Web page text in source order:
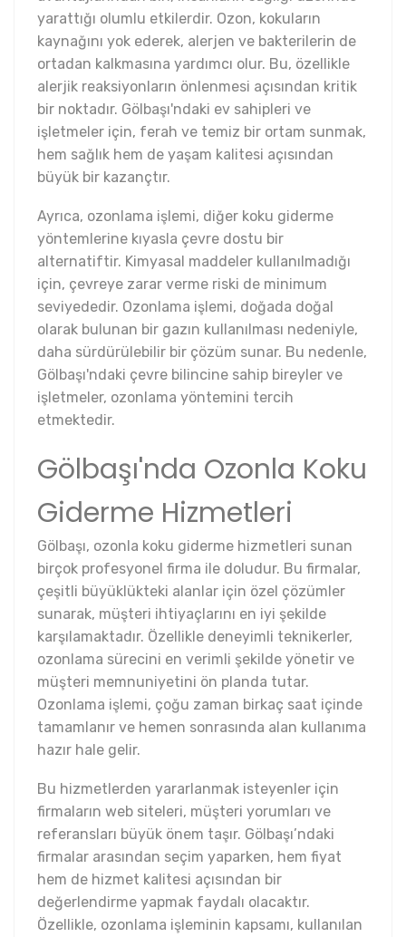
yarattığı olumlu etkilerdir. Ozon, kokuların
kaynağını yok ederek, alerjen ve bakterilerin de
ortadan kalkmasına yardımcı olur. Bu, özellikle
alerjik reaksiyonların önlenmesi açısından kritik
bir noktadır. Gölbaşı'ndaki ev sahipleri ve
işletmeler için, ferah ve temiz bir ortam sunmak,
hem sağlık hem de yaşam kalitesi açısından
büyük bir kazançtır.
Ayrıca, ozonlama işlemi, diğer koku giderme
yöntemlerine kıyasla çevre dostu bir
alternatiftir. Kimyasal maddeler kullanılmadığı
için, çevreye zarar verme riski de minimum
seviyededir. Ozonlama işlemi, doğada doğal
olarak bulunan bir gazın kullanılması nedeniyle,
daha sürdürülebilir bir çözüm sunar. Bu nedenle,
Gölbaşı'ndaki çevre bilincine sahip bireyler ve
işletmeler, ozonlama yöntemini tercih
etmektedir.
Gölbaşı'nda Ozonla Koku
Giderme Hizmetleri
Gölbaşı, ozonla koku giderme hizmetleri sunan
birçok profesyonel firma ile doludur. Bu firmalar,
çeşitli büyüklükteki alanlar için özel çözümler
sunarak, müşteri ihtiyaçlarını en iyi şekilde
karşılamaktadır. Özellikle deneyimli teknikerler,
ozonlama sürecini en verimli şekilde yönetir ve
müşteri memnuniyetini ön planda tutar.
Ozonlama işlemi, çoğu zaman birkaç saat içinde
tamamlanır ve hemen sonrasında alan kullanıma
hazır hale gelir.
Bu hizmetlerden yararlanmak isteyenler için
firmaların web siteleri, müşteri yorumları ve
referansları büyük önem taşır. Gölbaşı’ndaki
firmalar arasından seçim yaparken, hem fiyat
hem de hizmet kalitesi açısından bir
değerlendirme yapmak faydalı olacaktır.
Özellikle, ozonlama işleminin kapsamı, kullanılan